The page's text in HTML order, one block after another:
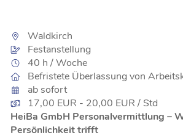
Waldkirch
Festanstellung
40 h / Woche
Befristete Überlassung von
ab sofort
17,00 EUR - 20,00 EUR / Std
HeiBa GmbH Personalvermittlung –
Persönlichkeit trifft